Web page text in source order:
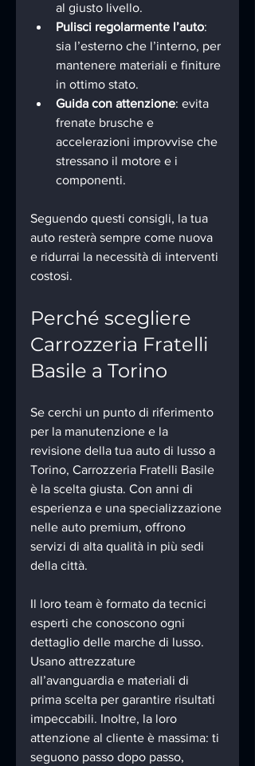
al giusto livello.
Pulisci regolarmente l’auto:
sia l’esterno che l’interno, per
mantenere materiali e finiture
in ottimo stato.
Guida con attenzione: evita
frenate brusche e
accelerazioni improvvise che
stressano il motore e i
componenti.
Seguendo questi consigli, la tua
auto resterà sempre come nuova
e ridurrai la necessità di interventi
costosi.
Perché scegliere
Carrozzeria Fratelli
Basile a Torino
Se cerchi un punto di riferimento
per la manutenzione e la
revisione della tua auto di lusso a
Torino, Carrozzeria Fratelli Basile
è la scelta giusta. Con anni di
esperienza e una specializzazione
nelle auto premium, offrono
servizi di alta qualità in più sedi
della città.
Il loro team è formato da tecnici
esperti che conoscono ogni
dettaglio delle marche di lusso.
Usano attrezzature
all’avanguardia e materiali di
prima scelta per garantire risultati
impeccabili. Inoltre, la loro
attenzione al cliente è massima: ti
seguono passo dopo passo,